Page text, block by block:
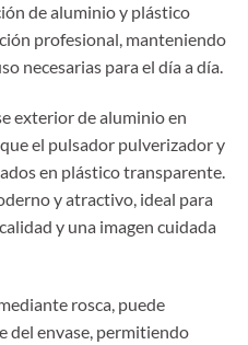
de aluminio y plástico
profesional, manteniendo
necesarias para el día a día.
exterior de aluminio en
el pulsador pulverizador y
en plástico transparente.
y atractivo, ideal para
y una imagen cuidada
rosca, puede
del envase, permitiendo